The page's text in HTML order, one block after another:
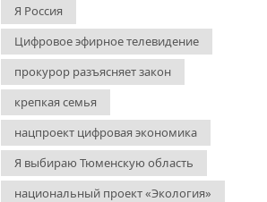
Я Россия
Цифровое эфирное телевидение
прокурор разъясняет закон
крепкая семья
нацпроект цифровая экономика
Я выбираю Тюменскую область
национальный проект «Экология»